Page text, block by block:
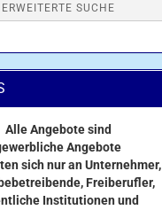
ERWEITERTE SUCHE
Alle Angebote sind
Angebote
sich nur an Unternehmer,
Freiberufler,
Institutionen und